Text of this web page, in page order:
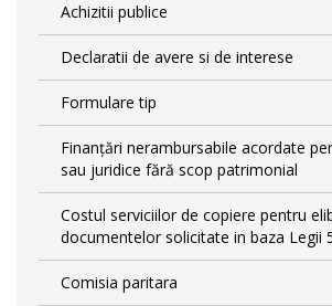
Achizitii publice
Declaratii de avere si de interese
Formulare tip
Finanțări nerambursabile acordate
sau juridice fără scop patrimonial
Costul serviciilor de copiere pentru
documentelor solicitate in baza Legii
Comisia paritara